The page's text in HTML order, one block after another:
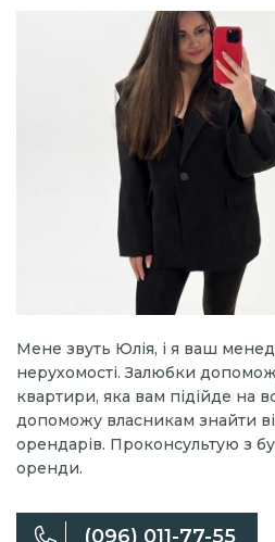
Мене звуть Юлія, і я ваш
нерухомості. Залюбки
квартири, яка вам підійде на
допоможу власникам знайти
орендарів. Проконсультую з
оренди.
(096) 011-77-55